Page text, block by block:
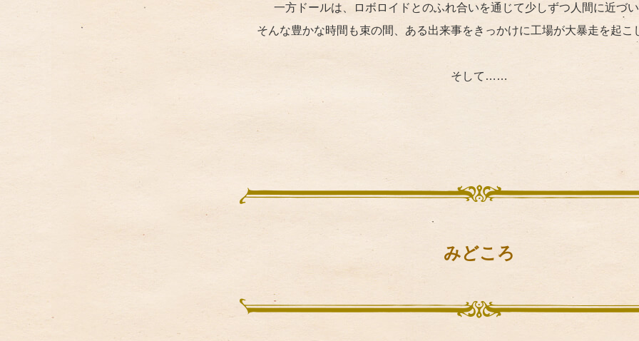
一方ドールは、ロボロイドとのふれ合いを通じて少しずつ人間に近づ
そんな豊かな時間も束の間、ある出来事をきっかけに工場が大暴走を起こ
そして……
みどころ